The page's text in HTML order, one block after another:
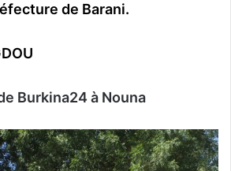
de Barani.
Burkina24 à Nouna